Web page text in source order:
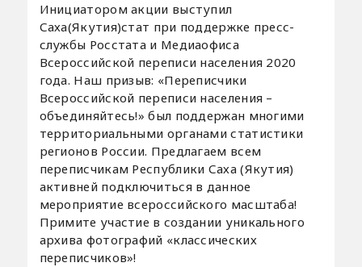
Инициатором акции выступил
Саха(Якутия)стат при поддержке пресс-
службы Росстата и Медиаофиса
Всероссийской переписи населения 2020
года. Наш призыв: «Переписчики
Всероссийской переписи населения –
объединяйтесь!» был поддержан многими
территориальными органами статистики
регионов России. Предлагаем всем
переписчикам Республики Саха (Якутия)
активней подключиться в данное
мероприятие всероссийского масштаба!
Примите участие в создании уникального
архива фотографий «классических
переписчиков»!